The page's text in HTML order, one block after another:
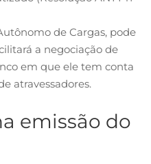
de Cargas, pode
a negociação de
em que ele tem conta
atravessadores.
emissão do